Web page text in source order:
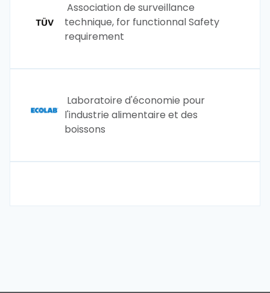
Association de surveillance
technique, for functionnal Safety
requirement
Laboratoire d'économie pour
l'industrie alimentaire et des
boissons